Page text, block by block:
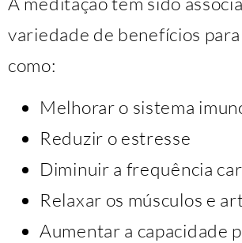
variedade de benefícios para
como:
Melhorar o sistema
Reduzir o estresse
Diminuir a frequência
Relaxar os músculos e
Aumentar a capacidade